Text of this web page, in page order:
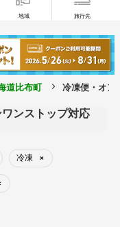
地域 旅行先
道比布町 冷凍便・オン
ンストップ対応
冷凍 ×